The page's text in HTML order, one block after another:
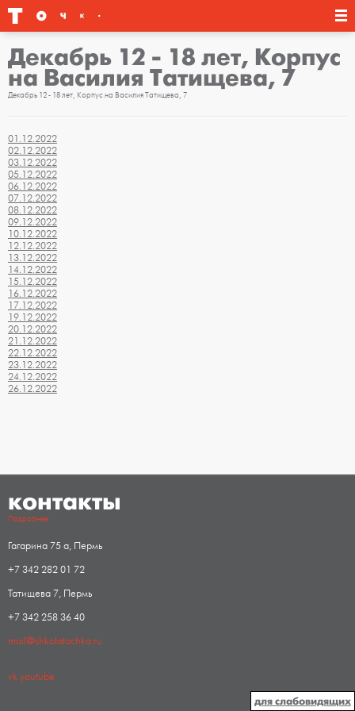
Декабрь 12 - 18 лет, Корпус
на Василия Татищева, 7
Декабрь 12 - 18 лет, Корпус на Василия Татищева, 7
01.12.2022
02.12.2022
03.12.2022
05.12.2022
06.12.2022
07.12.2022
08.12.2022
09.12.2022
10.12.2022
12.12.2022
13.12.2022
14.12.2022
15.12.2022
16.12.2022
17.12.2022
19.12.2022
20.12.2022
21.12.2022
22.12.2022
23.12.2022
24.12.2022
26.12.2022
контакты
Подробнее
Гагарина 75 а, Пермь
+7 342 282 01 72
Татищева 7, Пермь
+7 342 258 36 40
mail@shkolatochka.ru
vkyoutube
для слабовидящих